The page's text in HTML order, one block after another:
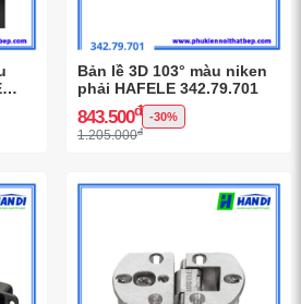
Bản lề 3D 103° màu niken
phải HAFELE 342.79.701
843.500đ -30%
1.205.000đ